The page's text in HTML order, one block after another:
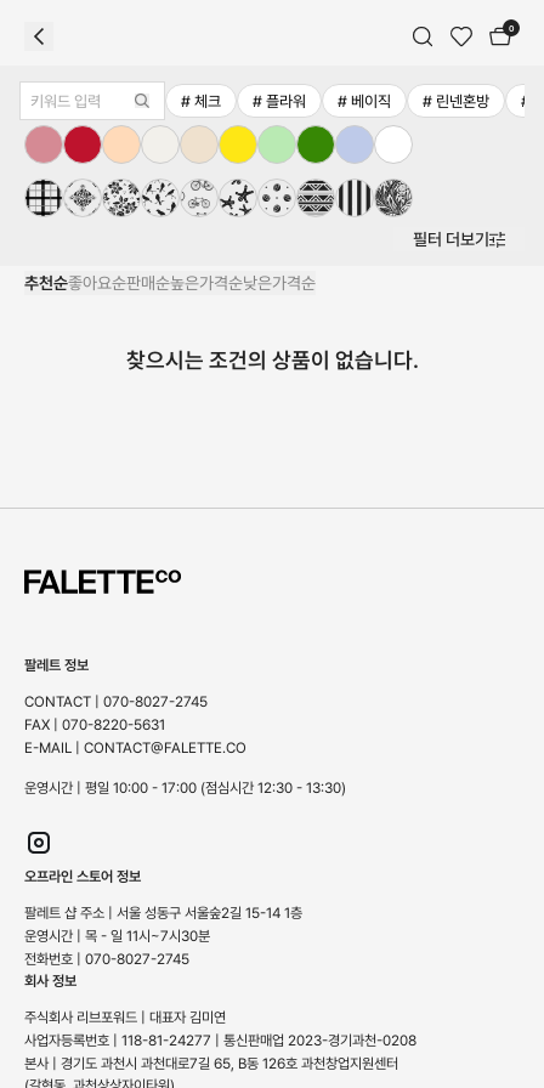
0
헤드보드
# 체크 # 플라워 # 베이직 # 린넨혼방 #
필터 더보기
추천순좋아요순판매순높은가격순낮은가격순
찾으시는 조건의 상품이 없습니다.
팔레트 정보
CONTACT | 070-8027-2745
FAX | 070-8220-5631
E-MAIL | CONTACT@FALETTE.CO
운영시간 | 평일 10:00 - 17:00 (점심시간 12:30 - 13:30)
오프라인 스토어 정보
팔레트 샵 주소 | 서울 성동구 서울숲2길 15-14 1층
운영시간 | 목 - 일 11시~7시30분
전화번호 | 070-8027-2745
회사 정보
주식회사 리브포워드 | 대표자 김미연
사업자등록번호 | 118-81-24277 | 통신판매업 2023-경기과천-0208
본사 | 경기도 과천시 과천대로7길 65, B동 126호 과천창업지원센터